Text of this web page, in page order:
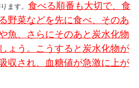
ます。 食べる順番も大切で、食
野菜などを先に食べ、そのあ
魚、さらにそのあと炭水化物
ょう。こうすると炭水化物が
収され、血糖値が急激に上が